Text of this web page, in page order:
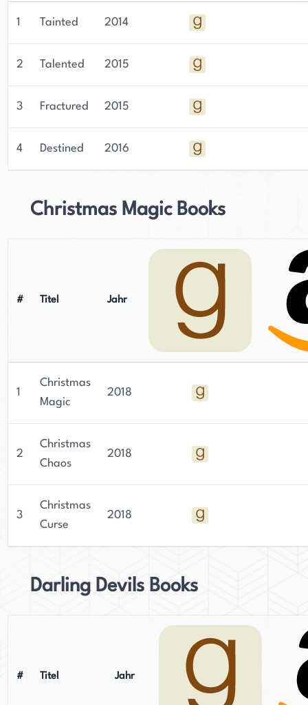
Romane sind sicher, Leser jeden Alters zu fesseln
1 Tainted 2014
2 Talented 2015
3 Fractured 2015
4 Destined 2016
Christmas Magic Books
# Titel Jahr
1
Christmas
Magic
2018
2
Christmas
Chaos
2018
3
Christmas
Curse
2018
Darling Devils Books
# Titel Jahr